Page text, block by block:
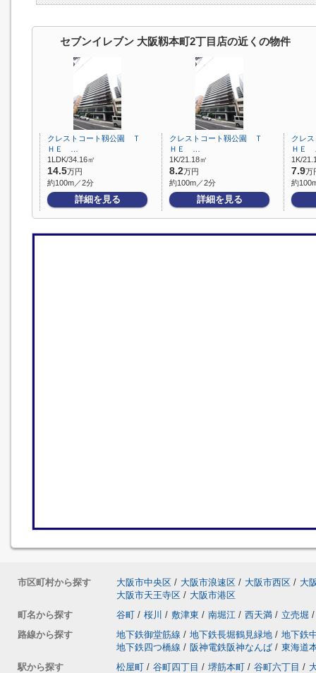
セブンイレブン 大阪靱本町2丁目店の近くの物件
クレストコート靱公園 Ｔ
ＨＥ …
1LDK/34.16㎡
14.5万円
約100m／2分
詳細を見る
クレストコート靱公園 Ｔ
ＨＥ …
1K/21.18㎡
8.2万円
約100m／2分
詳細を見る
クレ
ＨＥ
1K/
7.9万
約
市区町村から探す 大阪市中央区 / 大阪市浪速区 / 大阪市西区 / 大
大阪市天王寺区 / 大阪市港区
町名から探す
谷町 / 桜川 / 敷津東 / 南堀江 / 西天満 / 立売堀 /
路線から探す
地下鉄御堂筋線 / 地下鉄長堀鶴見緑地 / 地下鉄
地下鉄四つ橋線 / 阪神電鉄阪神なんば / 東海道
駅から探す
松屋町 / 谷町四丁目 / 堺筋本町 / 谷町六丁目 /